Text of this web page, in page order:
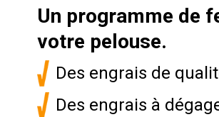
Un programme de
votre pelouse.
Des engrais de
Des engrais à